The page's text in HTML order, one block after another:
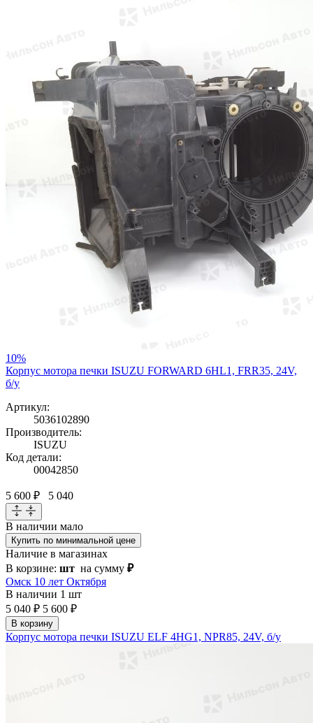
10%
Корпус мотора печки ISUZU FORWARD 6HL1, FRR35, 24V,
б/у
Артикул:
5036102890
Производитель:
ISUZU
Код детали:
00042850
5 600 ₽ 5 040
В наличии мало
Купить по минимальной цене
Наличие в магазинах
В корзине: шт на сумму ₽
Омск 10 лет Октября
В наличии 1 шт
5 040 ₽ 5 600 ₽
В корзину
Корпус мотора печки ISUZU ELF 4HG1, NPR85, 24V, б/у